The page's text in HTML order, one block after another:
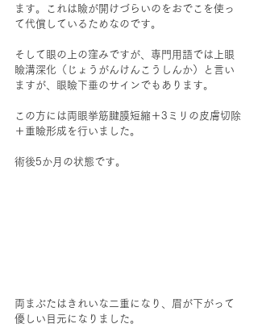
ます。これは瞼が開けづらいのをおでこを使っ
て代償しているためなのです。
そして眼の上の窪みですが、専門用語では上眼
瞼溝深化（じょうがんけんこうしんか）と言い
ますが、眼瞼下垂のサインでもあります。
この方には両眼挙筋腱膜短縮＋3ミリの皮膚切除
＋重瞼形成を行いました。
術後5か月の状態です。
両まぶたはきれいな二重になり、眉が下がって
優しい目元になりました。